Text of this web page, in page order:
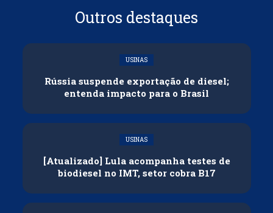
Outros destaques
USINAS
Rússia suspende exportação de diesel;
entenda impacto para o Brasil
USINAS
[Atualizado] Lula acompanha testes de
biodiesel no IMT, setor cobra B17